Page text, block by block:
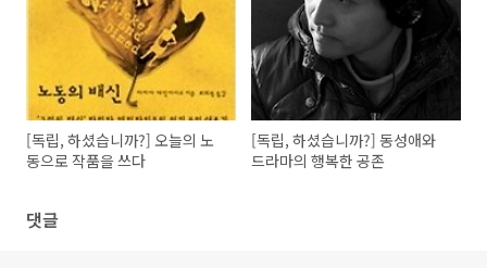
[독립, 하셨습니까?] 오늘의 노
동으로 작품을 쓰다
[독립, 하셨습니까?] 동성애와
드라마의 행복한 공존
댓글